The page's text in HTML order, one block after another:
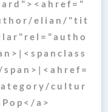
r d " > < a h r e f = "
t h o r / e l i a n / " t i t
l a r " r e l = " a u t h o
> | < s p a n c l a s s
p a n > | < a h r e f =
t e g o r y / c u l t u r
o p < / a >